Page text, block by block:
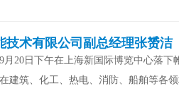
术有限公司副总经理张赟洁
20日下午在上海新国际博览中心落
建筑、化工、热电、消防、船舶等各